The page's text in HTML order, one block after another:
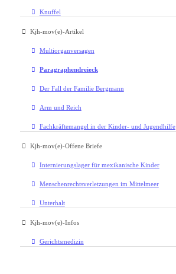
Knuffel
Kjh-mov(e)-Artikel
Multiorganversagen
Paragraphendreieck
Der Fall der Familie Bergmann
Arm und Reich
Fachkräftemangel in der Kinder- und Jugendhilfe
Kjh-mov(e)-Offene Briefe
Internierungslager für mexikanische Kinder
Menschenrechtsverletzungen im Mittelmeer
Unterhalt
Kjh-mov(e)-Infos
Gerichtsmedizin